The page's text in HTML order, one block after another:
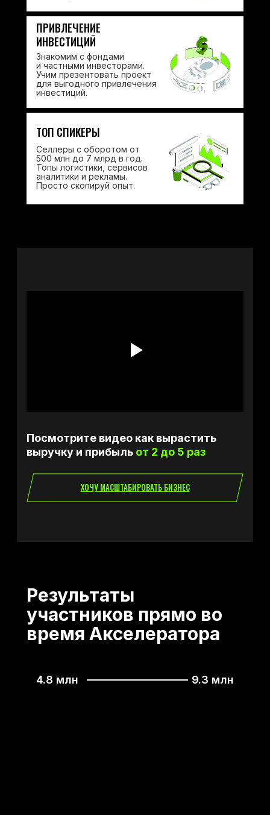
ПРИВЛЕЧЕНИЕ
ИНВЕСТИЦИЙ
ТОП СПИКЕРЫ
Знакомим с фондами
и частными инвесторами.
Учим презентовать проект
для выгодного привлечения
инвестиций.
Селлеры с оборотом от
500 млн до 7 млрд в год.
Топы логистики, сервисов
аналитики и рекламы.
Просто скопируй опыт.
Посмотрите видео как вырастить
выручку и прибыль от 2 до 5 раз
ХОЧУ МАСШТАБИРОВАТЬ БИЗНЕС
Результаты
участников прямо во
время Акселератора
4.8 млн 9.3 млн